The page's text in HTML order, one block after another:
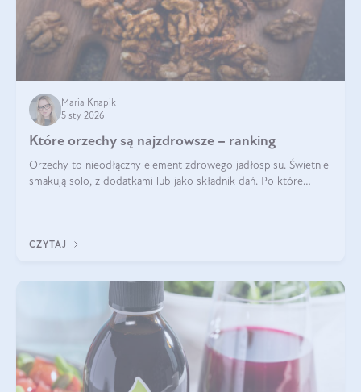
Maria Knapik
5 sty 2026
Które orzechy są najzdrowsze – ranking
Orzechy to nieodłączny element zdrowego jadłospisu. Świetnie
smakują solo, z dodatkami lub jako składnik dań. Po które
CZYTAJ